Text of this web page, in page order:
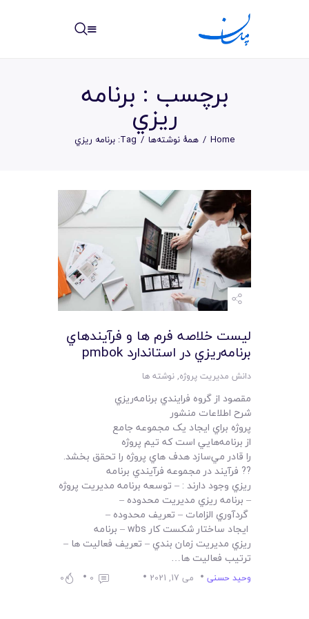
برچسب : برنامه
ريزي
Home همهٔ نوشته‌ها Tag: برنامه ريزي
نوشته ها
مرکز آموزش
امکانات
سیستم ها
لیست قیمت محصولات
ليست خلاصه فرم ها و فرآيندهاي
برنامه‌ريزي در استاندارد pmbok
دانش مدیریت پروژه,نوشته ها
مقصود از گروه فرايندي برنامه‌ريزي
شرح اطلاعات منشور
پروژه براي ايجاد يک مجموعه جامع
از برنامه‌هايي است که تيم پروژه
را قادر مي‌سازد هدف هاي پروژه را تحقق بخشد.
?? فرآيند در مجموعه فرآيندي برنامه
ريزي وجود دارند : – توسعه برنامه مديريت پروژه
– برنامه ريزي مديريت محدوده –
گردآوري الزامات – تعريف محدوده –
ايجاد ساختار شکست کار wbs – برنامه
ريزي مديريت زمان بندي – تعريف فعاليت ها –
ترتيب فعاليت ها…
وحید حسنی می 17, 2021 0
0